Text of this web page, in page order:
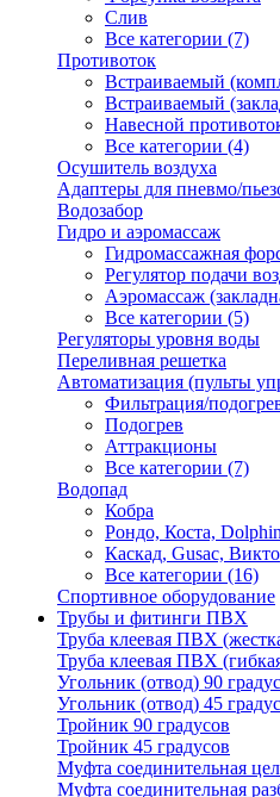
Слив
Все категории (7)
Противоток
Встраиваемый
Встраиваемый
Навесной
Все категории (4)
Осушитель воздуха
Адаптеры для пневмо/
Водозабор
Гидро и аэромассаж
Гидромассажная
Регулятор подачи
Аэромассаж
Все категории (5)
Регуляторы уровня воды
Переливная решетка
Автоматизация (пульты
Фильтрация/
Подогрев
Аттракционы
Все категории (7)
Водопад
Кобра
Рондо, Коста, Dolphin
Каскад, Gusac,
Все категории (16)
Спортивное оборудование
Трубы и фитинги ПВХ
Труба клеевая ПВХ
Труба клеевая ПВХ
Угольник (отвод) 90
Угольник (отвод) 45
Тройник 90 градусов
Тройник 45 градусов
Муфта соединительная
Муфта соединительная